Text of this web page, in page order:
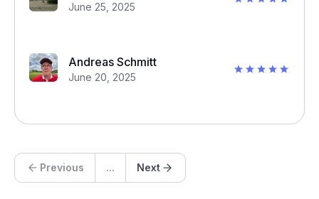
June 25, 2025
Andreas Schmitt
June 20, 2025
Previous ... Next